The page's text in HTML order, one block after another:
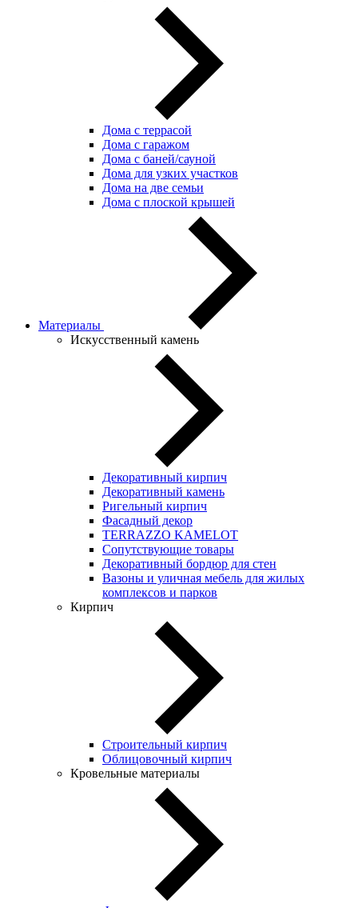
Дома с террасой
Дома с гаражом
Дома с баней/сауной
Дома для узких участков
Дома на две семьи
Дома с плоской крышей
Материалы
Искусственный камень
Декоративный кирпич
Декоративный камень
Ригельный кирпич
Фасадный декор
TERRAZZO KAMELOT
Сопутствующие товары
Декоративный бордюр для стен
Вазоны и уличная мебель для жилых
комплексов и парков
Кирпич
Строительный кирпич
Облицовочный кирпич
Кровельные материалы